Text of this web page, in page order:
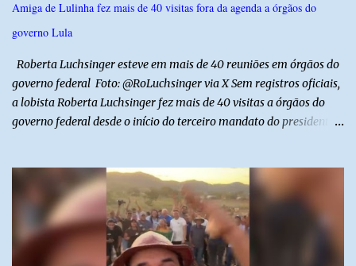
motorista e uma mulher sofreram ferimentos leves. A criança, que
estava no carro com o grupo, ficou gravemente ferida, precisou ser
Amiga de Lulinha fez mais de 40 visitas fora da agenda a órgãos do
governo Lula
Roberta Luchsinger esteve em mais de 40 reuniões em órgãos do
governo federal Foto: @RoLuchsinger via X Sem registros oficiais,
a lobista Roberta Luchsinger fez mais de 40 visitas a órgãos do
governo federal desde o início do terceiro mandato do presidente
públicos que participam dos encontros. Em duas oportunidades, a
lobista esteve no Palácio do Planalto e no gabinete do ministro do
Desenvolvimento Social, Wellington Dias, acompanhada do então
sócio de Lulinha. Os encontros não foram registrados nas agendas
oficiais. Fábio Luís é alvo de inquérito aberto nesta quinta-feira,